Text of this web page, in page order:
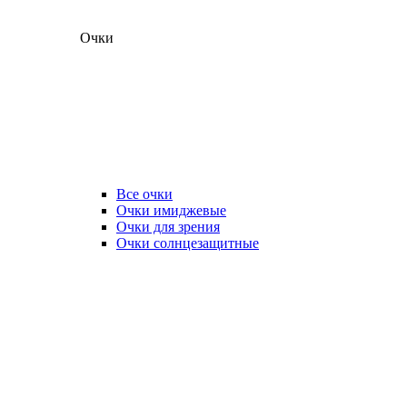
Очки
Все очки
Очки имиджевые
Очки для зрения
Очки солнцезащитные